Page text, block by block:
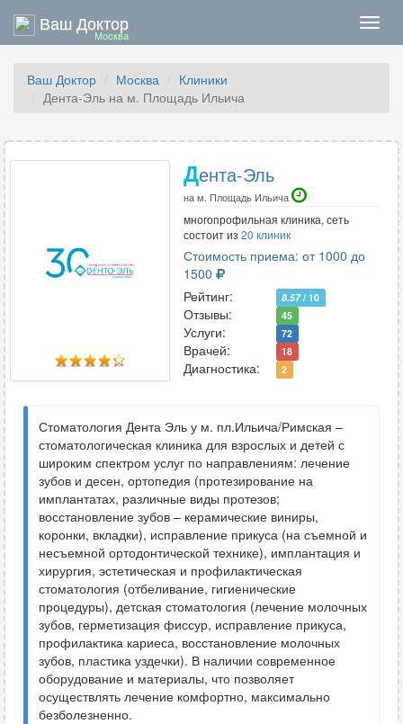
Ваш Доктор
Москва
Ваш Доктор Москва
Клиники
Дента-Эль на м. Площадь Ильича
Дента-Эль
на м. Площадь Ильича
многопрофильная клиника, сеть
состоит из 20 клиник
Стоимость приема: от 1000 до
1500
Рейтинг:
8.57/ 10
Отзывы: 45
Услуги: 72
Врачей: 18
Диагностика: 2
Стоматология Дента Эль у м. пл.Ильича/Римская –
стоматологическая клиника для взрослых и детей с
широким спектром услуг по направлениям: лечение
зубов и десен, ортопедия (протезирование на
имплантатах, различные виды протезов;
восстановление зубов – керамические виниры,
коронки, вкладки), исправление прикуса (на съемной и
несъемной ортодонтической технике), имплантация и
хирургия, эстетическая и профилактическая
стоматология (отбеливание, гигиенические
процедуры), детская стоматология (лечение молочных
зубов, герметизация фиссур, исправление прикуса,
профилактика кариеса, восстановление молочных
зубов, пластика уздечки). В наличии современное
оборудование и материалы, что позволяет
осуществлять лечение комфортно, максимально
безболезненно.